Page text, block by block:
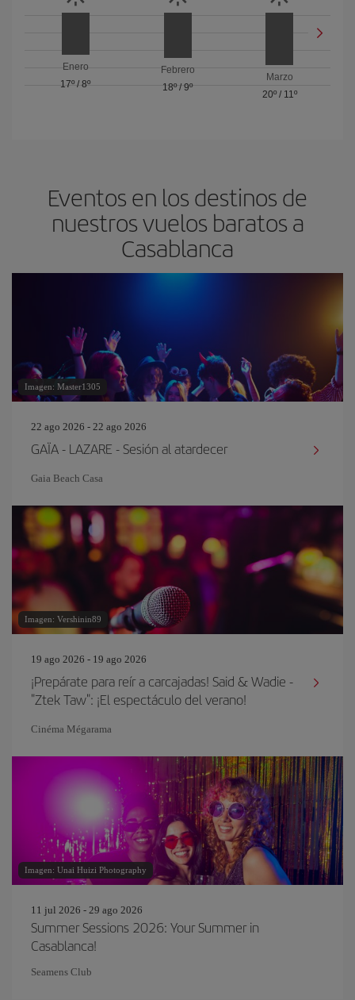
Enero
17º /8º
Febrero
18º/ 9º
Marzo
20º/ 11º
Eventos en los destinos de
nuestros vuelos baratos a
Casablanca
Imagen: Master1305
22 ago 2026 - 22 ago 2026
GAÏA - LAZARE - Sesión al atardecer
Gaia Beach Casa
Imagen: Vershinin89
19 ago 2026 - 19 ago 2026
¡Prepárate para reír a carcajadas! Said & Wadie -
"Ztek Taw": ¡El espectáculo del verano!
Cinéma Mégarama
Imagen: Unai Huizi Photography
11 jul 2026 - 29 ago 2026
Summer Sessions 2026: Your Summer in
Casablanca!
Seamens Club